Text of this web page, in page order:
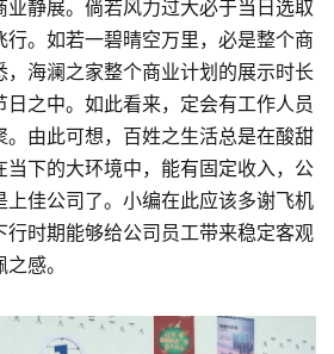
业静展。倘若风力过大必于当日选取
行。如若一碧晴空万里，必是整个商
，海澜之家整个商业计划的展示时长
日之中。如此看来，定会有工作人员
。由此可想，百姓之生活总是在酸甜
当下的大环境中，能有固定收入，公
上佳公司了。小编在此应该多谢飞机
行时期能够给公司员工带来稳定客观
感。